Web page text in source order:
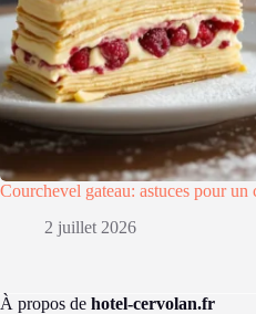
Courchevel gateau: astuces pour
2 juillet 2026
À propos de hotel-cervolan.fr